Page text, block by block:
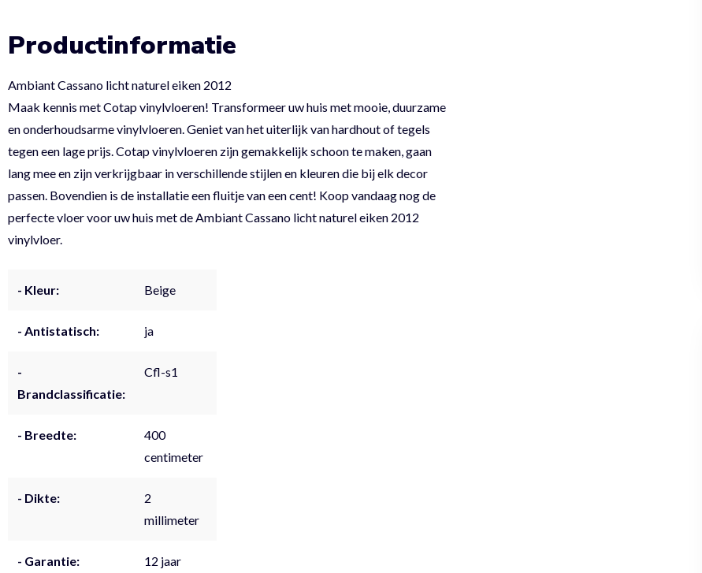
Productinformatie
Ambiant Cassano licht naturel eiken 2012
Maak kennis met Cotap vinylvloeren! Transformeer uw huis met mooie, duurzame
en onderhoudsarme vinylvloeren. Geniet van het uiterlijk van hardhout of tegels
tegen een lage prijs. Cotap vinylvloeren zijn gemakkelijk schoon te maken, gaan
lang mee en zijn verkrijgbaar in verschillende stijlen en kleuren die bij elk decor
passen. Bovendien is de installatie een fluitje van een cent! Koop vandaag nog de
perfecte vloer voor uw huis met de Ambiant Cassano licht naturel eiken 2012
vinylvloer.
- Kleur: Beige
- Antistatisch: ja
-
Brandclassificatie:
Cfl-s1
- Breedte:
400
centimeter
- Dikte:
2
millimeter
- Garantie: 12 jaar